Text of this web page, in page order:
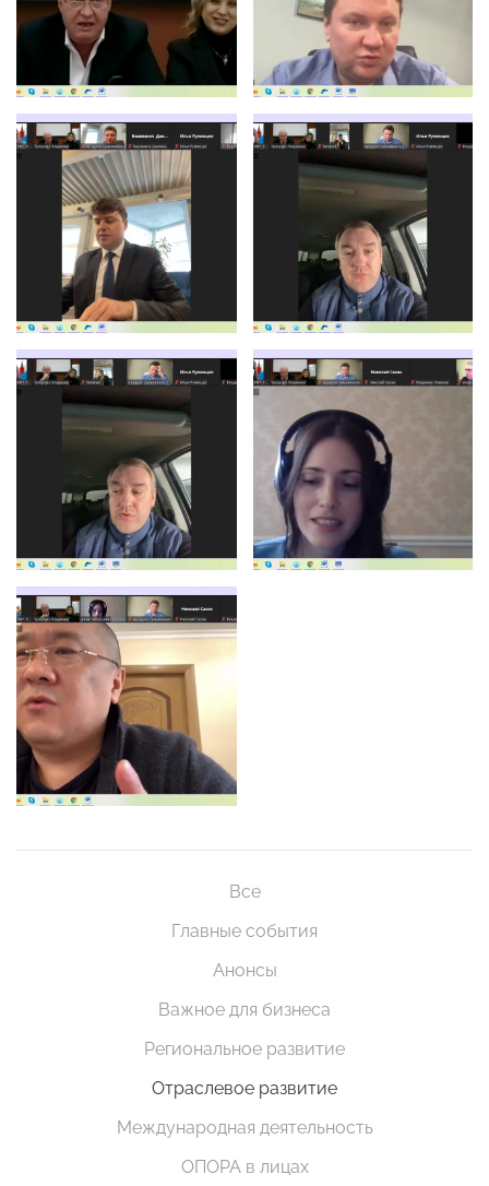
Все
Главные события
Анонсы
Важное для бизнеса
Региональное развитие
Отраслевое развитие
Международная деятельность
ОПОРА в лицах